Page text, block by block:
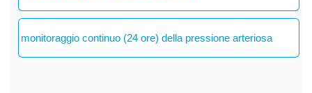
monitoraggio continuo (24 ore) della pressione arteriosa